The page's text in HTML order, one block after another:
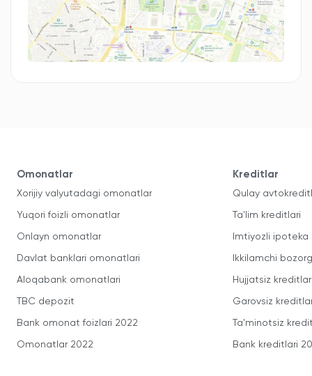
Omonatlar
Xorijiy valyutadagi omonatlar
Yuqori foizli omonatlar
Onlayn omonatlar
Davlat banklari omonatlari
Aloqabank omonatlari
TBC depozit
Bank omonat foizlari 2022
Omonatlar 2022
Kreditlar
Qulay
Ta'lim kreditlari
Imtiyozli ipoteka
Ikkilamchi
Hujjatsiz kreditlar
Garovsiz
Ta'minotsiz
Bank kreditlari